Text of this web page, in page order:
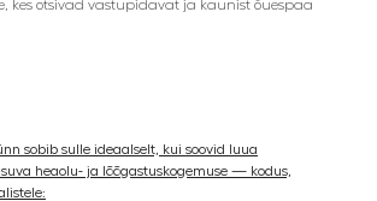
kes otsivad vastupidavat ja kaunist õuespaa
sobib sulle ideaalselt, kui soovid luua
heaolu- ja lõõgastuskogemuse — kodus,